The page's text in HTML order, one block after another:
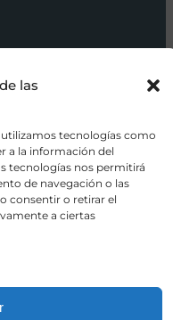
las
utilizamos tecnologías como
a la información del
tecnologías nos permitirá
de navegación o las
consentir o retirar el
a ciertas